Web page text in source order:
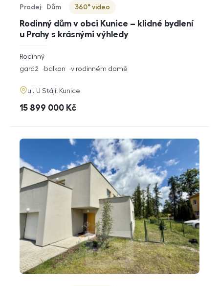
Rodinný dům v obci Kunice – klidné bydlení
u Prahy s krásnými výhledy
Typ nabídky
Prodej
Typ nemovitosti
Dům
Virtuální prohlídka
360° video
rozměry
dispozice
Rodinný
funkce
garáž balkon v rodinném domě
adresa
ul. U Stájí, Kunice
cena
15 899 000 Kč